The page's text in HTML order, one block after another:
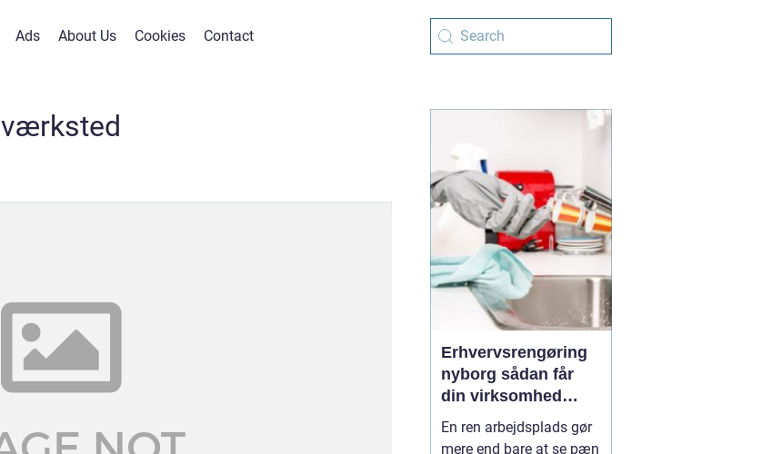
Ads About Us Cookies Contact
værksted
Erhvervsrengøring
nyborg sådan får
din virksomhed
mere tid og bedre
rammer
En ren arbejdsplads gør
mere end bare at se pæn